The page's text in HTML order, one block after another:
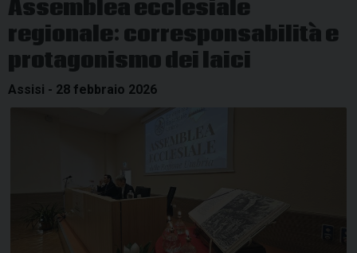
Assemblea ecclesiale
regionale: corresponsabilità e
protagonismo dei laici
Assisi - 28 febbraio 2026